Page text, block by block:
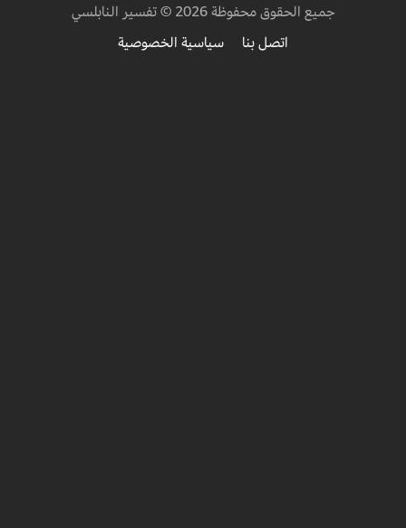
جميع الحقوق محفوظة 2026 © تفسير النابلسي
اتصل بنا
سياسية الخصوصية